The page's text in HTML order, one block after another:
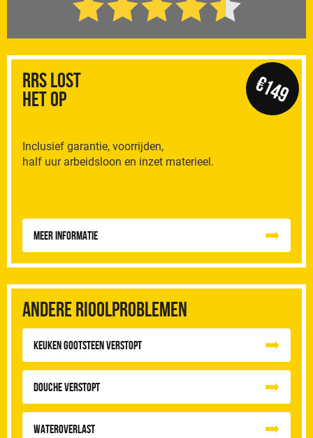
RRS Lost
het op
Inclusief garantie, voorrijden,
half uur arbeidsloon en inzet materieel.
€149
Meer informatie
Andere rioolproblemen
Keuken Gootsteen Verstopt
Douche Verstopt
Wateroverlast